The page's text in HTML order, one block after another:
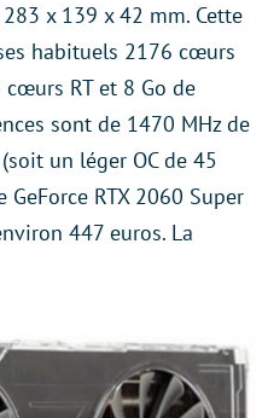
x 139 x 42 mm. Cette
habituels 2176 cœurs
cœurs RT et 8 Go de
sont de 1470 MHz de
un léger OC de 45
RTX 2060 Super
447 euros. La